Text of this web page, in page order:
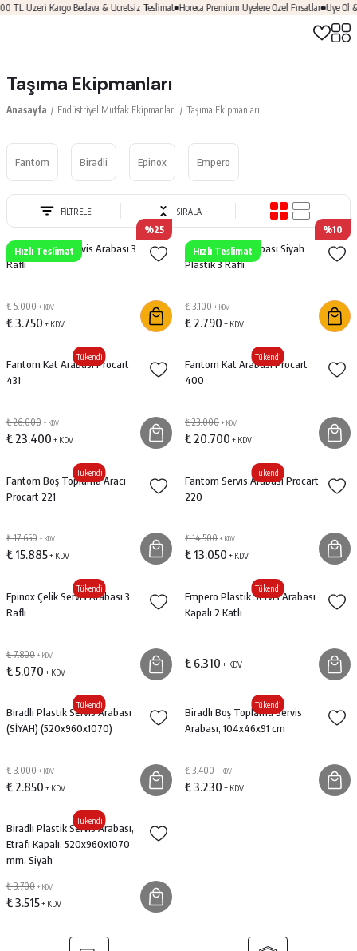
TL Üzeri Kargo Bedava & Ücretsiz Teslimat Horeca Premium Üyelere Özel Fırsatlar Üye Ol &
Taşıma Ekipmanları
Anasayfa Endüstriyel Mutfak Ekipmanları Taşıma Ekipmanları
Fantom Biradli Epinox Empero
FİLTRELE SIRALA
Hızlı Teslimat
%25
Epinox Kapalı Servis Arabası 3
Raflı
₺ 5.000 + KDV
₺ 3.750 + KDV
Hızlı Teslimat
%10
Epinox Servis Arabası Siyah
Plastik 3 Raflı
₺ 3.100 + KDV
₺ 2.790 + KDV
Tükendi
Fantom Kat Arabası Procart
431
₺ 26.000 + KDV
₺ 23.400 + KDV
Tükendi
Fantom Kat Arabası Procart
400
₺ 23.000 + KDV
₺ 20.700 + KDV
Tükendi
Fantom Boş Toplama Aracı
Procart 221
₺ 17.650 + KDV
₺ 15.885+ KDV
Tükendi
Fantom Servis Arabası Procart
220
₺ 14.500 + KDV
₺ 13.050 + KDV
Tükendi
Epinox Çelik Servis Arabası 3
Raflı
₺ 7.800 + KDV
₺ 5.070 + KDV
Tükendi
Empero Plastik Servis Arabası
Kapalı 2 Katlı
₺ 6.310 + KDV
Tükendi
Biradli Plastik Servis Arabası
(SİYAH) (520x960x1070)
₺ 3.000 + KDV
₺ 2.850 + KDV
Tükendi
Biradlı Boş Toplama Servis
Arabası, 104x46x91 cm
₺ 3.400 + KDV
₺ 3.230 + KDV
Tükendi
Biradlı Plastik Servis Arabası,
Etrafı Kapalı, 520x960x1070
mm, Siyah
₺ 3.700 + KDV
₺ 3.515+ KDV